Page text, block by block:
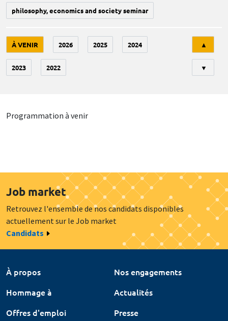
philosophy, economics and society seminar
À VENIR 2026 2025 2024
2023 2022
▲
▼
Programmation à venir
Job market
Retrouvez l'ensemble de nos candidats disponibles
actuellement sur le Job market
Candidats
À propos
Nos engagements
Hommage à
Actualités
Offres d'emploi
Presse